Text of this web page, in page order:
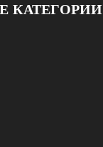
КАТЕГОРИИ